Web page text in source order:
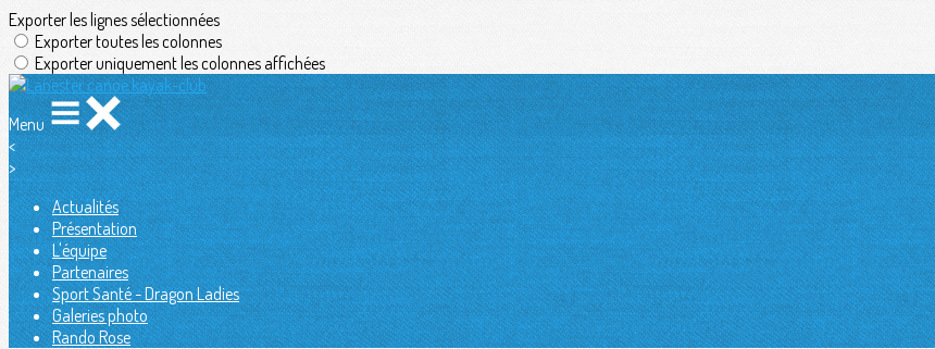
Exporter les lignes sélectionnées
Exporter toutes les colonnes
Exporter uniquement les colonnes affichées
Menu
<
>
Actualités
Présentation
L'équipe
Partenaires
Sport Santé - Dragon Ladies
Galeries photo
Rando Rose